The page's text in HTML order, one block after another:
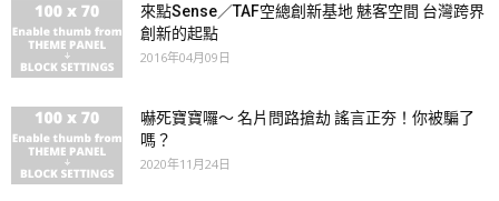
來點Sense／TAF空總創新基地 魅客空間 台灣跨界
創新的起點
2016年04月09日
嚇死寶寶囉～ 名片問路搶劫 謠言正夯！你被騙了
嗎？
2020年11月24日